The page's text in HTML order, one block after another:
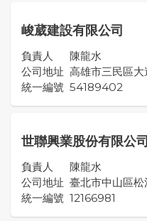
峻葳建設有限公司
負責人
陳龍水
公司地址 高雄市三民區
統一編號 54189402
世聯興業股份有限公司
負責人
陳龍水
公司地址 臺北市中山區
統一編號 12166981